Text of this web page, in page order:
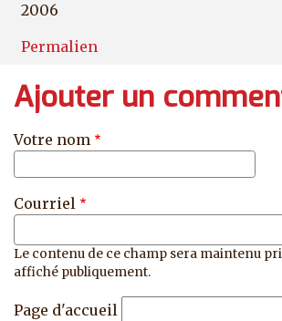
2006
Permalien
Ajouter un
Votre nom
Courriel
Le contenu de ce champ sera maintenu
affiché publiquement.
Page d'accueil